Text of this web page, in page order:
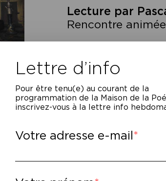
Lecture par
Rencontre
le héros de ce premier
pour lui : un immeuble et
Charles V, une décision de
planté en travers de la
Lettre d’info
Pour être tenu(e) au courant de la
programmation de la Maison de la
inscrivez-vous à la lettre info
Votre adresse e-mail